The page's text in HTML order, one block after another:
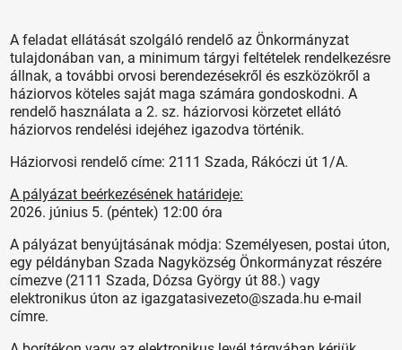
A feladat ellátását szolgáló rendelő az Önkormányzat
tulajdonában van, a minimum tárgyi feltételek rendelkezésre
állnak, a további orvosi berendezésekről és eszközökről a
háziorvos köteles saját maga számára gondoskodni. A
rendelő használata a 2. sz. háziorvosi körzetet ellátó
háziorvos rendelési idejéhez igazodva történik.
Háziorvosi rendelő címe: 2111 Szada, Rákóczi út 1/A.
A pályázat beérkezésének határideje:
2026. június 5. (péntek) 12:00 óra
A pályázat benyújtásának módja: Személyesen, postai úton,
egy példányban Szada Nagyközség Önkormányzat részére
címezve (2111 Szada, Dózsa György út 88.) vagy
elektronikus úton az igazgatasivezeto@szada.hu e-mail
címre.